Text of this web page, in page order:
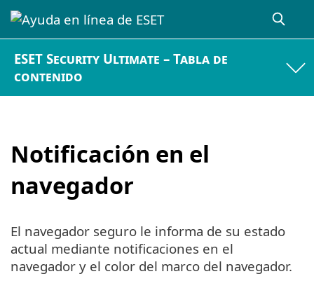
ESET Security Ultimate – Tabla de
contenido
Notificación en el
navegador
El navegador seguro le informa de su estado
actual mediante notificaciones en el
navegador y el color del marco del navegador.